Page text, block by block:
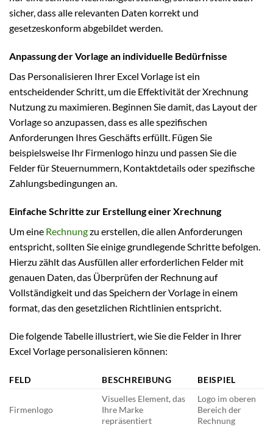
sicher, dass alle relevanten Daten korrekt und
gesetzeskonform abgebildet werden.
Anpassung der Vorlage an individuelle Bedürfnisse
Das Personalisieren Ihrer Excel Vorlage ist ein
entscheidender Schritt, um die Effektivität der Xrechnung
Nutzung zu maximieren. Beginnen Sie damit, das Layout der
Vorlage so anzupassen, dass es alle spezifischen
Anforderungen Ihres Geschäfts erfüllt. Fügen Sie
beispielsweise Ihr Firmenlogo hinzu und passen Sie die
Felder für Steuernummern, Kontaktdetails oder spezifische
Zahlungsbedingungen an.
Einfache Schritte zur Erstellung einer Xrechnung
Um eine Rechnungzu erstellen, die allen Anforderungen
entspricht, sollten Sie einige grundlegende Schritte befolgen.
Hierzu zählt das Ausfüllen aller erforderlichen Felder mit
genauen Daten, das Überprüfen der Rechnung auf
Vollständigkeit und das Speichern der Vorlage in einem
format, das den gesetzlichen Richtlinien entspricht.
Die folgende Tabelle illustriert, wie Sie die Felder in Ihrer
Excel Vorlage personalisieren können:
FELD BESCHREIBUNG BEISPIEL
Firmenlogo
Visuelles Element, das
Ihre Marke
repräsentiert
Logo im oberen
Bereich der
Rechnung